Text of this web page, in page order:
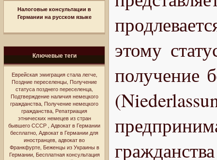
Налоговые консультации в
Германии на русском языке
Ключевые теги
Еврейская эмиграция стала легче,
Поздние переселенцы, Получение
статуса позднего переселенца,
Подтверждение наличия немецкого
гражданства, Получение немецкого
гражданства, Репатриация
этнических немецев из стран
бывшего СССР , Адвокат в Германии
бесплатно, Адвокат в Германии для
иностранцев, адвокат во
Франкфурте, Беженцы из Украины в
Германии, Бесплатная консультация
этому
получение